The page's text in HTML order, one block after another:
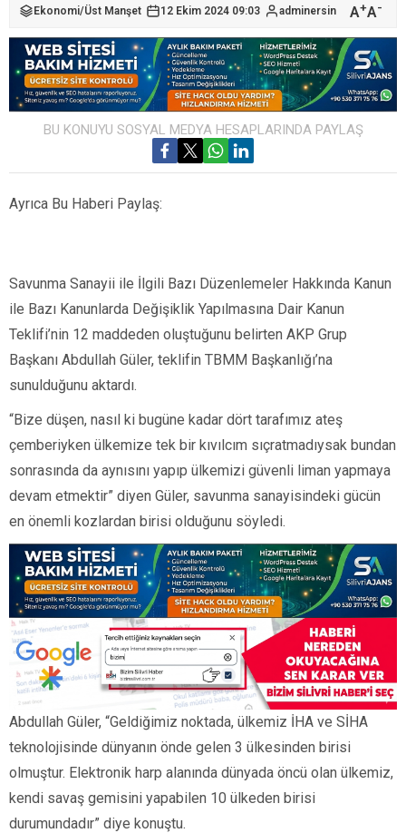
Ekonomi/Üst Manşet 12 Ekim 2024 09:03 adminersin A+A-
BU KONUYU SOSYAL MEDYA HESAPLARINDA PAYLAŞ
Ayrıca Bu Haberi Paylaş:
Savunma Sanayii ile İlgili Bazı Düzenlemeler Hakkında Kanun
ile Bazı Kanunlarda Değişiklik Yapılmasına Dair Kanun
Teklifi’nin 12 maddeden oluştuğunu belirten AKP Grup
Başkanı Abdullah Güler, teklifin TBMM Başkanlığı’na
sunulduğunu aktardı.
“Bize düşen, nasıl ki bugüne kadar dört tarafımız ateş
çemberiyken ülkemize tek bir kıvılcım sıçratmadıysak bundan
sonrasında da aynısını yapıp ülkemizi güvenli liman yapmaya
devam etmektir” diyen Güler, savunma sanayisindeki gücün
en önemli kozlardan birisi olduğunu söyledi.
Abdullah Güler, “Geldiğimiz noktada, ülkemiz İHA ve SİHA
teknolojisinde dünyanın önde gelen 3 ülkesinden birisi
olmuştur. Elektronik harp alanında dünyada öncü olan ülkemiz,
kendi savaş gemisini yapabilen 10 ülkeden birisi
durumundadır” diye konuştu.